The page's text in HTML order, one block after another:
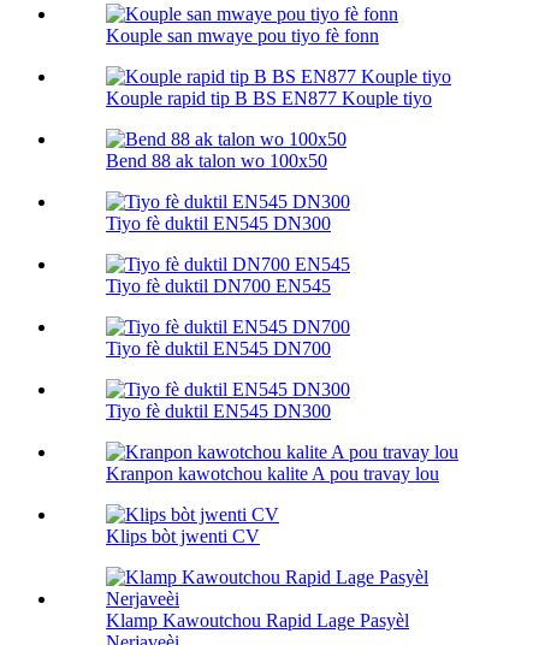
Kouple san mwaye pou tiyo fè fonn
Kouple rapid tip B BS EN877 Kouple tiyo
Bend 88 ak talon wo 100х50
Tiyo fè duktil EN545 DN300
Tiyo fè duktil DN700 EN545
Tiyo fè duktil EN545 DN700
Tiyo fè duktil EN545 DN300
Kranpon kawotchou kalite A pou travay lou
Klips bòt jwenti CV
Klamp Kawoutchou Rapid Lage Pasyèl